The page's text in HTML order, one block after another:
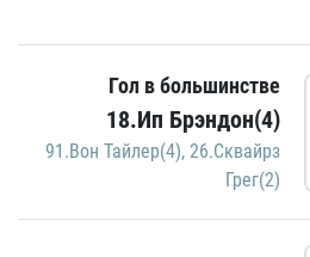
Гол в большинстве
18.Ип Брэндон(4)
91.Вон Тайлер(4), 26.Сквайрз
Грег(2)